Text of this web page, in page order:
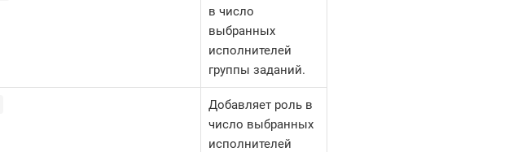
в число
выбранных
исполнителей
группы заданий.
Добавляет роль в
число выбранных
исполнителей